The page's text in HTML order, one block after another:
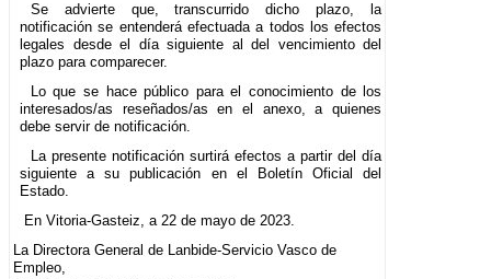
Se advierte que, transcurrido dicho plazo, la
notificación se entenderá efectuada a todos los efectos
legales desde el día siguiente al del vencimiento del
plazo para comparecer.
Lo que se hace público para el conocimiento de los
interesados/as reseñados/as en el anexo, a quienes
debe servir de notificación.
La presente notificación surtirá efectos a partir del día
siguiente a su publicación en el Boletín Oficial del
Estado.
En Vitoria-Gasteiz, a 22 de mayo de 2023.
La Directora General de Lanbide-Servicio Vasco de
Empleo,